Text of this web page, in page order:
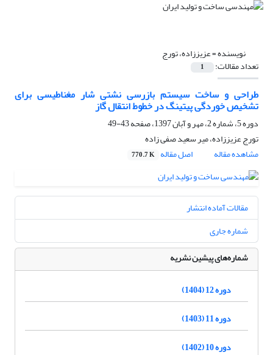
نویسنده =عزیززاده، تورج
تعداد مقالات: 1
طراحی و ساخت سیستم بازرسی نشتی شار مغناطیسی برای
تشخیص خوردگی پیتینگ در خطوط انتقال گاز
دوره 5، شماره 2، مهر و آبان 1397، صفحه
43-49
تورج عزیززاده، میر سعید صفی زاده
مشاهده مقاله
اصل مقاله 770.7 K
مقالات آماده انتشار
شماره جاری
شماره‌های پیشین نشریه
دوره 12 (1404)
دوره 11 (1403)
دوره 10 (1402)